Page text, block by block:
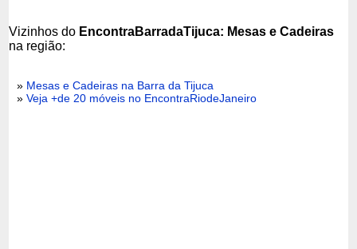
Vizinhos do EncontraBarradaTijuca: Mesas e Cadeiras
na região:
» Mesas e Cadeiras na Barra da Tijuca
»Veja +de 20 móveis no EncontraRiodeJaneiro